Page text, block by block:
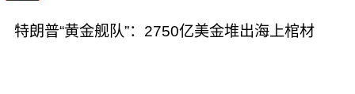
特朗普“黄金舰队”：2750亿美金堆出海上棺材